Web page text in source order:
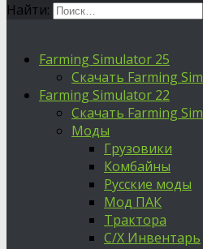
Найти:
Farming Simulator 25
Скачать Farming
Farming Simulator 22
Скачать Farming
Моды
Грузовики
Комбайны
Русские моды
Мод ПАК
Трактора
С/Х Инвентарь